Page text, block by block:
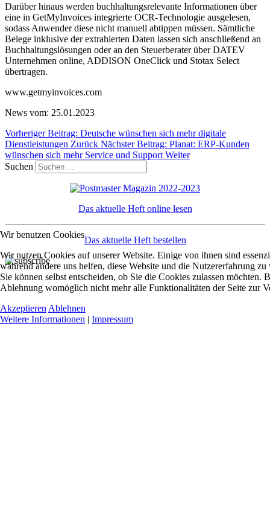
Darüber hinaus werden buchhaltungsrelevante Informationen über
eine in GetMyInvoices integrierte OCR-Technologie ausgelesen,
sodass Anwender diese nicht manuell abtippen müssen. Sämtliche
Belege inklusive der extrahierten Daten lassen sich anschließend an
Buchhaltungslösungen oder an den Steuerberater über DATEV
Unternehmen online, ADDISON OneClick und Stotax Select
übertragen.
www.getmyinvoices.com
News vom: 25.01.2023
Vorheriger Beitrag: Deutsche wünschen sich mehr digitale
Dienstleistungen Zurück Nächster Beitrag: Planat: ERP-Kunden
wünschen sich mehr Service und Support Weiter
Suchen
Das aktuelle Heft online lesen
Das aktuelle Heft bestellen
Wir benutzen Cookies
Wir nutzen Cookies auf unserer Website. Einige von ihnen sind
während andere uns helfen, diese Website und die Nutzererfahrung
Sie können selbst entscheiden, ob Sie die Cookies zulassen möchten.
Ablehnung womöglich nicht mehr alle Funktionalitäten der Seite zur
Akzeptieren Ablehnen
Weitere Informationen | Impressum